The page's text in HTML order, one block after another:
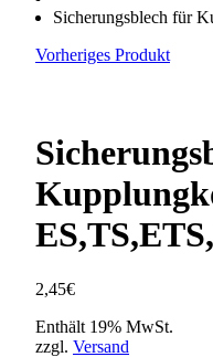
Sicherungsblech für
Vorheriges Produkt
2,45€
Enthält 19% MwSt.
zzgl. Versand